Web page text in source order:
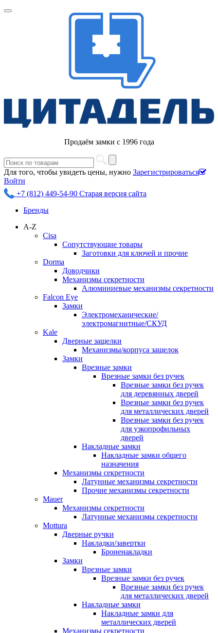
Продаём замки с 1996 года
Для того, чтобы увидеть цены, нужно Зарегистрироваться
Войти
+7 (812) 449-54-90 Старая версия сайта
Бренды
A-Z
Cisa
Сопутствующие товары
Заготовки для ключей и прочие
Dorma
Доводчики
Механизмы секретности
Алюминиевые механизмы секретности
Falcon Eye
Замки
Электромеханические/
электромагнитные/СКУД
Kale
Дверные защелки
Механизмы/корпуса защелок
Замки
Врезные замки
Врезные замки без ручек
Врезные замки без ручек
для деревянных дверей
Врезные замки без ручек
для металлических дверей
Врезные замки без ручек
для узкопрофильных
дверей
Накладные замки
Накладные замки общего
назначения
Механизмы секретности
Латунные механизмы секретности
Прочие механизмы секретности
Mauer
Механизмы секретности
Латунные механизмы секретности
Mottura
Дверные ручки
Накладки/завертки
Броненакладки
Замки
Врезные замки
Врезные замки без ручек
Врезные замки без ручек
для металлических дверей
Накладные замки
Накладные замки для
металлических дверей
Механизмы секретности